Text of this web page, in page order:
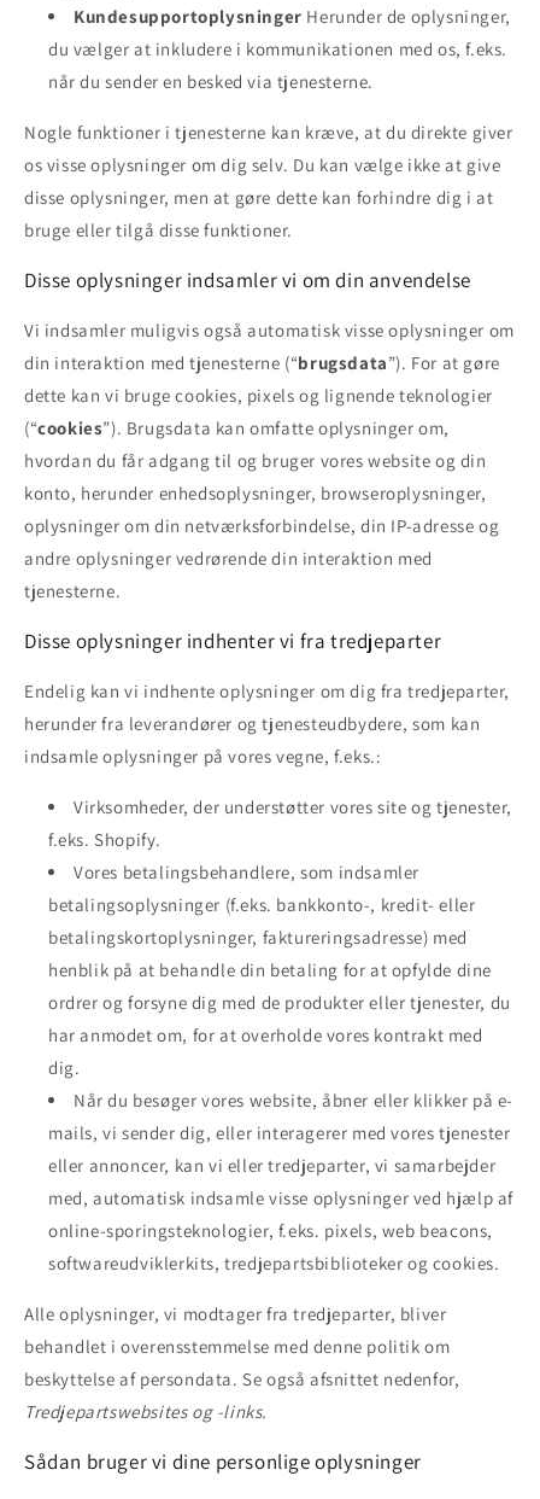
Kundesupportoplysninger Herunder de oplysninger,
du vælger at inkludere i kommunikationen med os, f.eks.
når du sender en besked via tjenesterne.
Nogle funktioner i tjenesterne kan kræve, at du direkte giver
os visse oplysninger om dig selv. Du kan vælge ikke at give
disse oplysninger, men at gøre dette kan forhindre dig i at
bruge eller tilgå disse funktioner.
Disse oplysninger indsamler vi om din anvendelse
Vi indsamler muligvis også automatisk visse oplysninger om
din interaktion med tjenesterne (“brugsdata”). For at gøre
dette kan vi bruge cookies, pixels og lignende teknologier
(“cookies”). Brugsdata kan omfatte oplysninger om,
hvordan du får adgang til og bruger vores website og din
konto, herunder enhedsoplysninger, browseroplysninger,
oplysninger om din netværksforbindelse, din IP-adresse og
andre oplysninger vedrørende din interaktion med
tjenesterne.
Disse oplysninger indhenter vi fra tredjeparter
Endelig kan vi indhente oplysninger om dig fra tredjeparter,
herunder fra leverandører og tjenesteudbydere, som kan
indsamle oplysninger på vores vegne, f.eks.:
Virksomheder, der understøtter vores site og tjenester,
f.eks. Shopify.
Vores betalingsbehandlere, som indsamler
betalingsoplysninger (f.eks. bankkonto-, kredit- eller
betalingskortoplysninger, faktureringsadresse) med
henblik på at behandle din betaling for at opfylde dine
ordrer og forsyne dig med de produkter eller tjenester, du
har anmodet om, for at overholde vores kontrakt med
dig.
Når du besøger vores website, åbner eller klikker på e-
mails, vi sender dig, eller interagerer med vores tjenester
eller annoncer, kan vi eller tredjeparter, vi samarbejder
med, automatisk indsamle visse oplysninger ved hjælp af
online-sporingsteknologier, f.eks. pixels, web beacons,
softwareudviklerkits, tredjepartsbiblioteker og cookies.
Alle oplysninger, vi modtager fra tredjeparter, bliver
behandlet i overensstemmelse med denne politik om
beskyttelse af persondata. Se også afsnittet nedenfor,
Tredjepartswebsites og -links.
Sådan bruger vi dine personlige oplysninger